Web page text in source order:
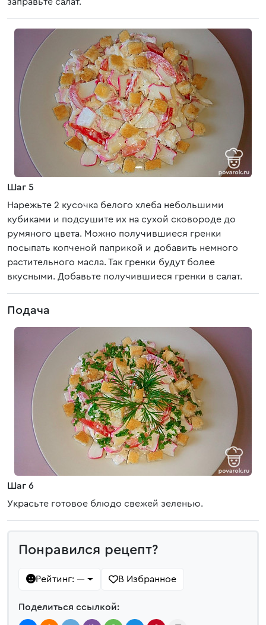
Шаг 5
Нарежьте 2 кусочка белого хлеба небольшими
кубиками и подсушите их на сухой сковороде до
румяного цвета. Можно получившиеся гренки
посыпать копченой паприкой и добавить немного
растительного масла. Так гренки будут более
вкусными. Добавьте получившиеся гренки в салат.
Подача
Шаг 6
Украсьте готовое блюдо свежей зеленью.
Понравился рецепт?
Рейтинг: — В Избранное
Поделиться ссылкой: